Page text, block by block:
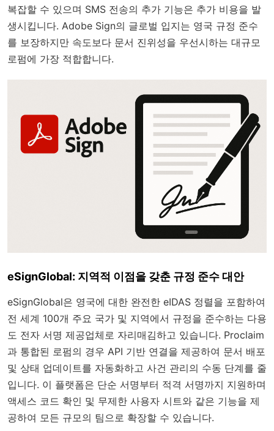
복잡할 수 있으며 SMS 전송의 추가 기능은 추가 비용을 발
생시킵니다. Adobe Sign의 글로벌 입지는 영국 규정 준수
를 보장하지만 속도보다 문서 진위성을 우선시하는 대규모
로펌에 가장 적합합니다.
eSignGlobal: 지역적 이점을 갖춘 규정 준수 대안
eSignGlobal은 영국에 대한 완전한 eIDAS 정렬을 포함하여
전 세계 100개 주요 국가 및 지역에서 규정을 준수하는 다용
도 전자 서명 제공업체로 자리매김하고 있습니다. Proclaim
과 통합된 로펌의 경우 API 기반 연결을 제공하여 문서 배포
및 상태 업데이트를 자동화하고 사건 관리의 수동 단계를 줄
입니다. 이 플랫폼은 단순 서명부터 적격 서명까지 지원하며
액세스 코드 확인 및 무제한 사용자 시트와 같은 기능을 제
공하여 모든 규모의 팀으로 확장할 수 있습니다.